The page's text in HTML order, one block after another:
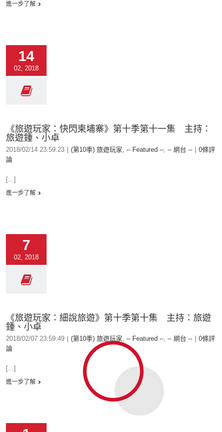
進一步了解
14
02, 2018
《旅遊玩家：快閃柬埔寨》第十季第十一集 主持：
旅遊鍾、小卓
2018/02/14 23:59:23 (第10季) 旅遊玩家, -- Featured --, -- 網台 --
0條評
論
[...]
進一步了解
7
02, 2018
《旅遊玩家：細說旅遊》第十季第十集 主持：旅遊
鍾、小卓
2018/02/07 23:59:49 (第10季) 旅遊玩家, -- Featured --, -- 網台 --
0條評
論
[...]
進一步了解